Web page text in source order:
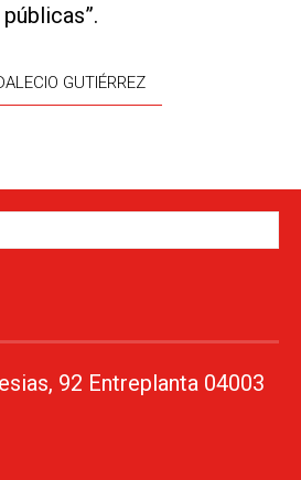
GUTIÉRREZ
92 Entreplanta 04003